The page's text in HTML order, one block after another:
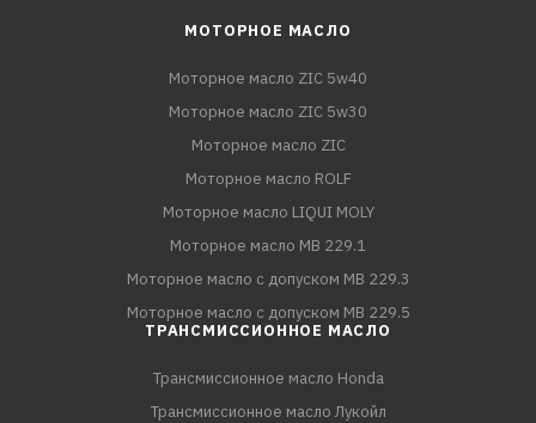
МОТОРНОЕ МАСЛО
Моторное масло ZIC 5w40
Моторное масло ZIC 5w30
Моторное масло ZIC
Моторное масло ROLF
Моторное масло LIQUI MOLY
Моторное масло MB 229.1
Моторное масло с допуском MB 229.3
Моторное масло с допуском MB 229.5
ТРАНСМИССИОННОЕ МАСЛО
Трансмиссионное масло Honda
Трансмиссионное масло Лукойл